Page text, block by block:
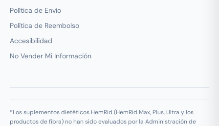
Política de Envío
Política de Reembolso
Accesibilidad
No Vender Mi Información
*Los suplementos dietéticos HemRid (HemRid Max, Plus, Ultra y los
productos de fibra) no han sido evaluados por la Administración de